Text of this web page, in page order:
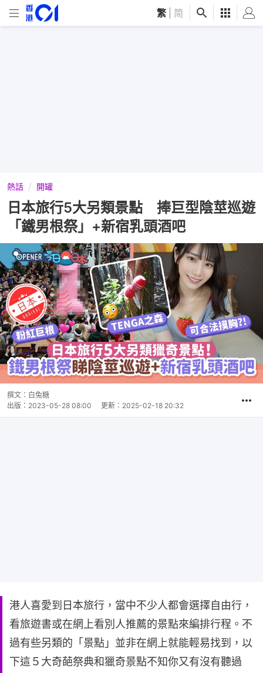
繁 简
熱話 開罐
日本旅行5大另類景點 捧巨型陰莖巡遊
「鐵男根祭」+新宿乳頭酒吧
撰文： 白兔糖
出版： 2023-05-28 08:00 更新： 2025-02-18 20:32
港人喜愛到日本旅行，當中不少人都會選擇自由行，
看旅遊書或在網上看別人推薦的景點來編排行程。不
過有些另類的「景點」並非在網上就能輕易找到，以
下這５大奇葩祭典和獵奇景點不知你又有沒有聽過